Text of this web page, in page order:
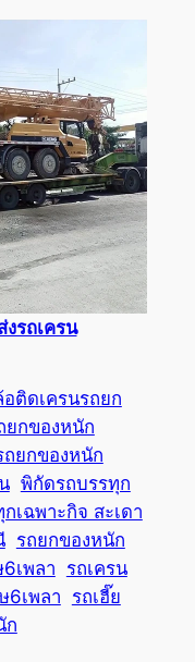
รถเครน
อติดเครนรถยก
ยกของหนัก
ยกของหนัก
พิกัดรถบรรทุก
เฉพาะกิจ สะเดา
รถยกของหนัก
เพลา รถเครน
6เพลา
รถเฮี๊ย
ก